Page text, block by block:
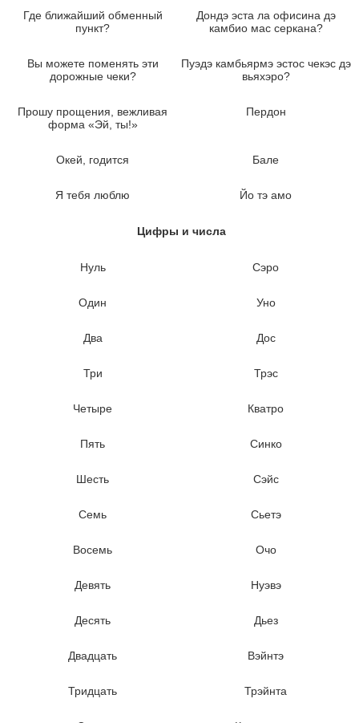
Где ближайший обменный
пункт?
Дондэ эста ла офисина дэ
камбио мас серкана?
Вы можете поменять эти
дорожные чеки?
Пуэдэ камбьярмэ эстос чекэс дэ
вьяхэро?
Прошу прощения, вежливая
форма «Эй, ты!»
Пердон
Окей, годится Бале
Я тебя люблю Йо тэ амо
Цифры и числа
Нуль Сэро
Один Уно
Два Дос
Три Трэс
Четыре Кватро
Пять Синко
Шесть Сэйс
Семь Сьетэ
Восемь Очо
Девять Нуэвэ
Десять Дьез
Двадцать Вэйнтэ
Тридцать Трэйнта